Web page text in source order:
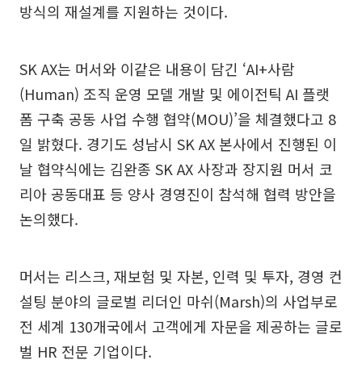
방식의 재설계를 지원하는 것이다.
SK AX는 머서와 이같은 내용이 담긴 ‘AI+사람
(Human) 조직 운영 모델 개발 및 에이전틱 AI 플랫
폼 구축 공동 사업 수행 협약(MOU)’을 체결했다고 8
일 밝혔다. 경기도 성남시 SK AX 본사에서 진행된 이
날 협약식에는 김완종 SK AX 사장과 장지원 머서 코
리아 공동대표 등 양사 경영진이 참석해 협력 방안을
논의했다.
머서는 리스크, 재보험 및 자본, 인력 및 투자, 경영 컨
설팅 분야의 글로벌 리더인 마쉬(Marsh)의 사업부로
전 세계 130개국에서 고객에게 자문을 제공하는 글로
벌 HR 전문 기업이다.